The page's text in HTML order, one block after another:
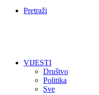
Pretraži
VIJESTI
Društvo
Politika
Sve